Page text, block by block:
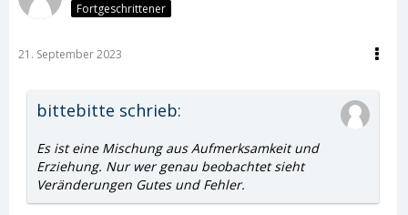
Fortgeschrittener
21. September 2023
bittebitte schrieb:
Es ist eine Mischung aus Aufmerksamkeit und
Erziehung. Nur wer genau beobachtet sieht
Veränderungen Gutes und Fehler.